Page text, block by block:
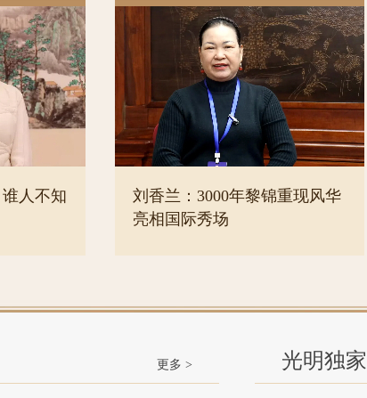
人不知
刘香兰：3000年黎锦重现风华
亮相国际秀场
更多 > 光明独家